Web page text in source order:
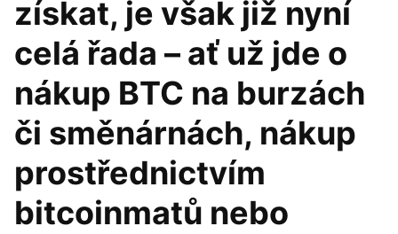
získat, je však již nyní
celá řada – ať už jde o
nákup BTC na burzách
či směnárnách, nákup
prostřednictvím
bitcoinmatů nebo